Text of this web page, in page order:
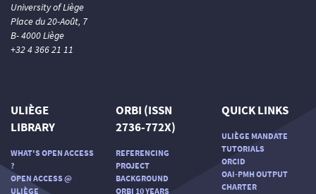
University of Liège
Place du 20-Août, 7
B- 4000 Liège
+32 4 366 21 11
ULIÈGE
LIBRARY
WHAT'S OPEN ACCESS
?
OPEN ACCESS @
ULIÈGE
ORBI (ISSN
2736-772X)
REFERENCING
PROJECT
BACKGROUND
ORBI 10 YEARS
QUICK LINKS
ULIÈGE MANDATE
TUTORIALS
ORCID
OAI-PMH OUTPUT
CHARTER